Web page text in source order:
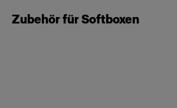
Zubehör für Softboxen